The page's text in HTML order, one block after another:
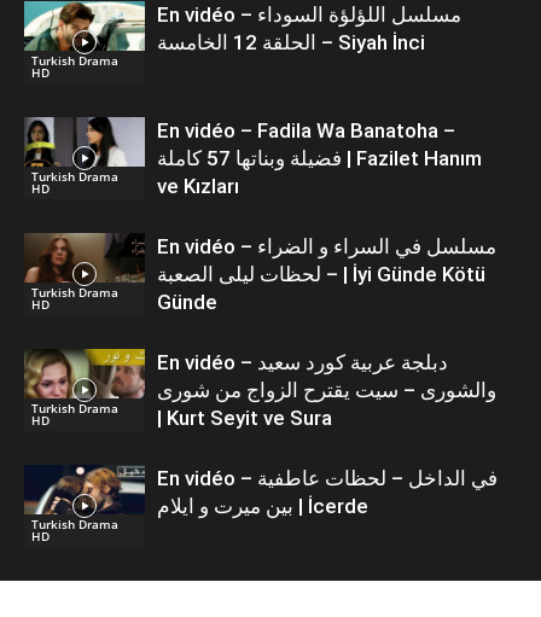
Turkish Drama
HD
En vidéo – مسلسل اللؤلؤة السوداء
الحلقة 12 الخامسة – Siyah İnci
Turkish Drama
HD
En vidéo – Fadila Wa Banatoha –
فضيلة وبناتها 57 كاملة | Fazilet Hanım
ve Kızları
Turkish Drama
HD
En vidéo – مسلسل في السراء و الضراء
– لحظات ليلى الصعبة | İyi Günde Kötü
Günde
Turkish Drama
HD
En vidéo – دبلجة عربية كورد سعيد
والشورى – سيت يقترح الزواج من شورى
| Kurt Seyit ve Sura
Turkish Drama
HD
En vidéo – في الداخل – لحظات عاطفية
بين ميرت و ايلام | İcerde